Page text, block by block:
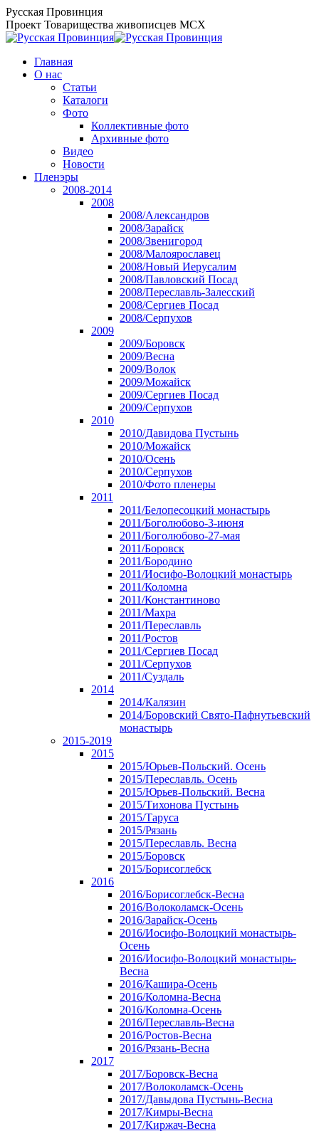
Перейти
к
содержанию
Русская Провинция
Проект Товарищества живописцев МСХ
Главная
О нас
Статьи
Каталоги
Фото
Коллективные фото
Архивные фото
Видео
Новости
Пленэры
2008-2014
2008
2008/Александров
2008/Зарайск
2008/Звенигород
2008/Малоярославец
2008/Новый Иерусалим
2008/Павловский Посад
2008/Переславль-Залесский
2008/Сергиев Посад
2008/Серпухов
2009
2009/Боровск
2009/Весна
2009/Волок
2009/Можайск
2009/Сергиев Посад
2009/Серпухов
2010
2010/Давидова Пустынь
2010/Можайск
2010/Осень
2010/Серпухов
2010/Фото пленеры
2011
2011/Белопесоцкий монастырь
2011/Боголюбово-3-июня
2011/Боголюбово-27-мая
2011/Боровск
2011/Бородино
2011/Иосифо-Волоцкий монастырь
2011/Коломна
2011/Константиново
2011/Махра
2011/Переславль
2011/Ростов
2011/Сергиев Посад
2011/Серпухов
2011/Суздаль
2014
2014/Калязин
2014/Боровский Свято-Пафнутьевский
монастырь
2015-2019
2015
2015/Юрьев-Польский. Осень
2015/Переславль. Осень
2015/Юрьев-Польский. Весна
2015/Тихонова Пустынь
2015/Таруса
2015/Рязань
2015/Переславль. Весна
2015/Боровск
2015/Борисоглебск
2016
2016/Борисоглебск-Весна
2016/Волоколамск-Осень
2016/Зарайск-Осень
2016/Иосифо-Волоцкий монастырь-
Осень
2016/Иосифо-Волоцкий монастырь-
Весна
2016/Кашира-Осень
2016/Коломна-Весна
2016/Коломна-Осень
2016/Переславль-Весна
2016/Ростов-Весна
2016/Рязань-Весна
2017
2017/Боровск-Весна
2017/Волоколамск-Осень
2017/Давыдова Пустынь-Весна
2017/Кимры-Весна
2017/Киржач-Весна